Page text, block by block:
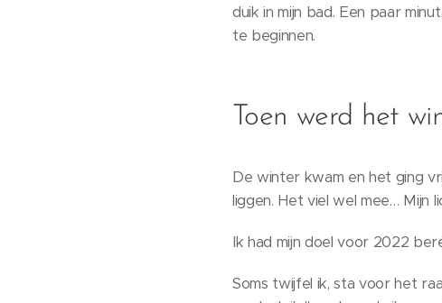
duik in mijn bad. Een paar
te beginnen.
Toen werd het
De winter kwam en het ging
liggen. Het viel wel mee… Mijn
Ik had mijn doel voor 2022
Soms twijfel ik, sta voor het